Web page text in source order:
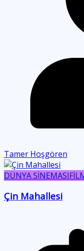
Tamer Hoşgören
DÜNYA SİNEMASI
Çin Mahallesi